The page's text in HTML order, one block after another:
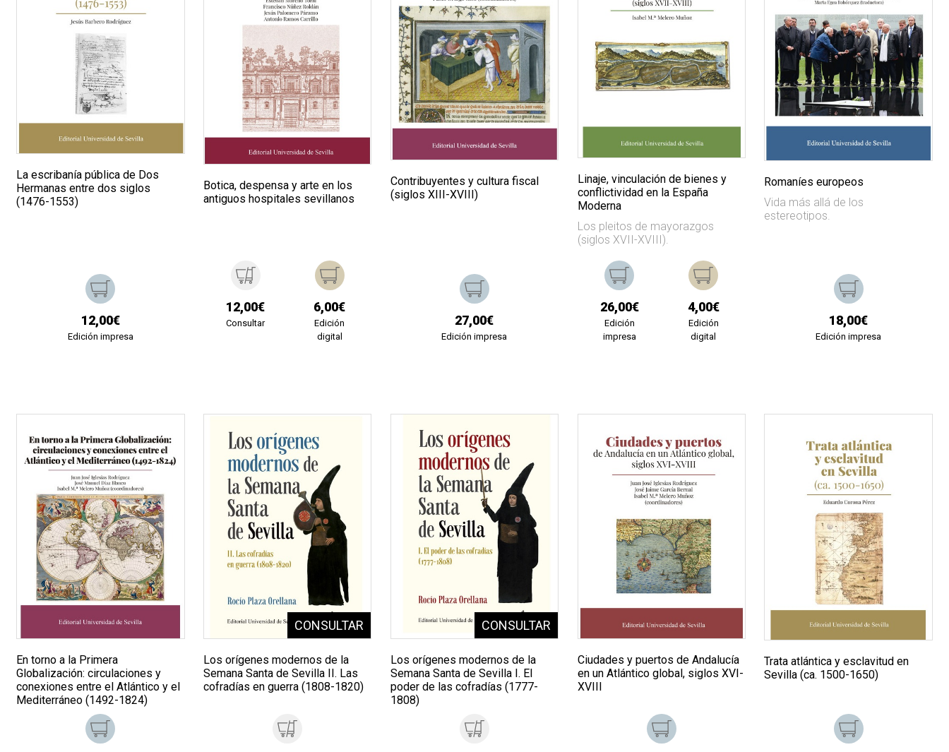
La escribanía pública de Dos
Hermanas entre dos siglos
(1476-1553)
12,00€
Edición impresa
Botica, despensa y arte en los
antiguos hospitales sevillanos
12,00€
Consultar
6,00€
Edición
digital
Contribuyentes y cultura fiscal
(siglos XIII-XVIII)
27,00€
Edición impresa
Linaje, vinculación de bienes y
conflictividad en la España
Moderna
Los pleitos de mayorazgos
(siglos XVII-XVIII).
26,00€
Edición
impresa
4,00€
Edición
digital
Romaníes europeos
Vida más allá de los
estereotipos.
18,00€
Edición impresa
En torno a la Primera
Globalización: circulaciones y
conexiones entre el Atlántico y el
Mediterráneo (1492-1824)
Los orígenes modernos de la
Semana Santa de Sevilla II. Las
cofradías en guerra (1808-1820)
Los orígenes modernos de la
Semana Santa de Sevilla I. El
poder de las cofradías (1777-
1808)
Ciudades y puertos de Andalucía
en un Atlántico global, siglos XVI-
XVIII
Trata atlántica y esclavitud en
Sevilla (ca. 1500-1650)